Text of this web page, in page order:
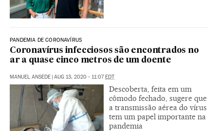
PANDEMIA DE CORONAVÍRUS
Coronavírus infecciosos são encontrados no
ar a quase cinco metros de um doente
MANUEL ANSEDE | AUG 13, 2020 - 11:07EDT
Descoberta, feita em um
cômodo fechado, sugere que
a transmissão aérea do vírus
tem um papel importante na
pandemia